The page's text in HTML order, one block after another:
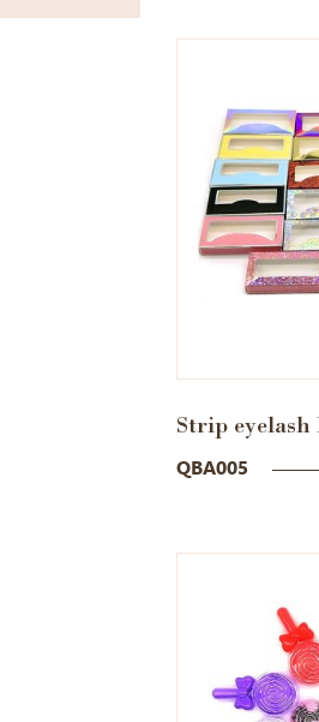
Strip eyelash
QBA005